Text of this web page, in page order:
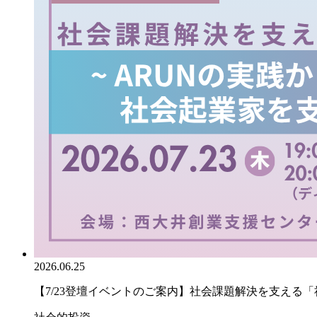
2026.06.25
【7/23登壇イベントのご案内】社会課題解決を支える「